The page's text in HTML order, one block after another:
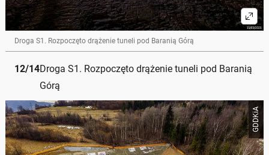
Droga S1. Rozpoczęto drążenie tuneli pod Baranią Górą
12/14Droga S1. Rozpoczęto drążenie tuneli pod Baranią
Górą
GDDKiA